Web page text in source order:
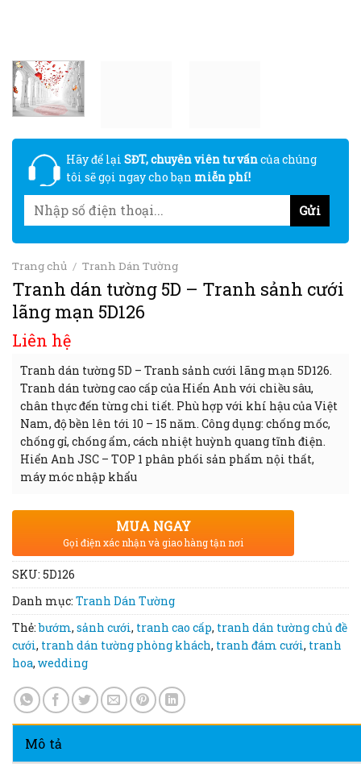
Hãy để lại SĐT, chuyên viên tư vấncủa chúng
tôi sẽ gọi ngay cho bạn miễn phí!
Trang chủ / Tranh Dán Tường
Tranh dán tường 5D – Tranh sảnh cưới
lãng mạn 5D126
Liên hệ
Tranh dán tường 5D – Tranh sảnh cưới lãng mạn 5D126.
Tranh dán tường cao cấp của Hiển Anh với chiều sâu,
chân thực đến từng chi tiết. Phù hợp với khí hậu của Việt
Nam, độ bền lên tới 10 – 15 năm. Công dụng: chống mốc,
chống gỉ, chống ẩm, cách nhiệt huỳnh quang tĩnh điện.
Hiển Anh JSC – TOP 1 phân phối sản phẩm nội thất,
máy móc nhập khẩu
MUA NGAY
Gọi điện xác nhận và giao hàng tận nơi
SKU: 5D126
Danh mục: Tranh Dán Tường
Thẻ:bướm, sảnh cưới, tranh cao cấp, tranh dán tường chủ đề
cưới, tranh dán tường phòng khách, tranh đám cưới, tranh
hoa, wedding
Mô tả